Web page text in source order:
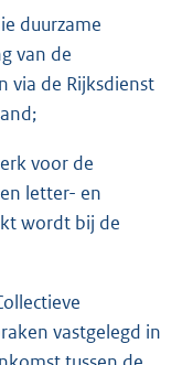
duurzame
van de
via de Rijksdienst
voor de
letter- en
wordt bij de
vastgelegd in